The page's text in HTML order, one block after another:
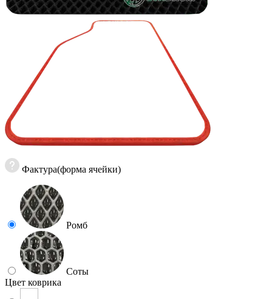
Фактура(форма ячейки)
Ромб
Соты
Цвет коврика